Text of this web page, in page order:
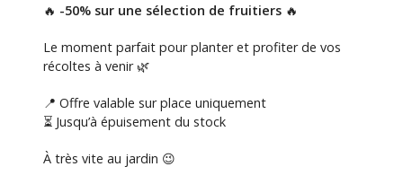
🔥 -50% sur une sélection de fruitiers 🔥
Le moment parfait pour planter et profiter de vos
récoltes à venir 🌿
📍 Offre valable sur place uniquement
⏳ Jusqu’à épuisement du stock
À très vite au jardin 😉